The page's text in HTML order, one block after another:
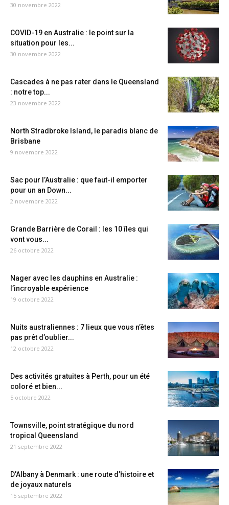
30 novembre 2022
COVID-19 en Australie : le point sur la
situation pour les...
30 novembre 2022
Cascades à ne pas rater dans le Queensland
: notre top...
23 novembre 2022
North Stradbroke Island, le paradis blanc de
Brisbane
9 novembre 2022
Sac pour l’Australie : que faut-il emporter
pour un an Down...
2 novembre 2022
Grande Barrière de Corail : les 10 îles qui
vont vous...
26 octobre 2022
Nager avec les dauphins en Australie :
l’incroyable expérience
19 octobre 2022
Nuits australiennes : 7 lieux que vous n’êtes
pas prêt d’oublier...
12 octobre 2022
Des activités gratuites à Perth, pour un été
coloré et bien...
5 octobre 2022
Townsville, point stratégique du nord
tropical Queensland
21 septembre 2022
D’Albany à Denmark : une route d’histoire et
de joyaux naturels
15 septembre 2022